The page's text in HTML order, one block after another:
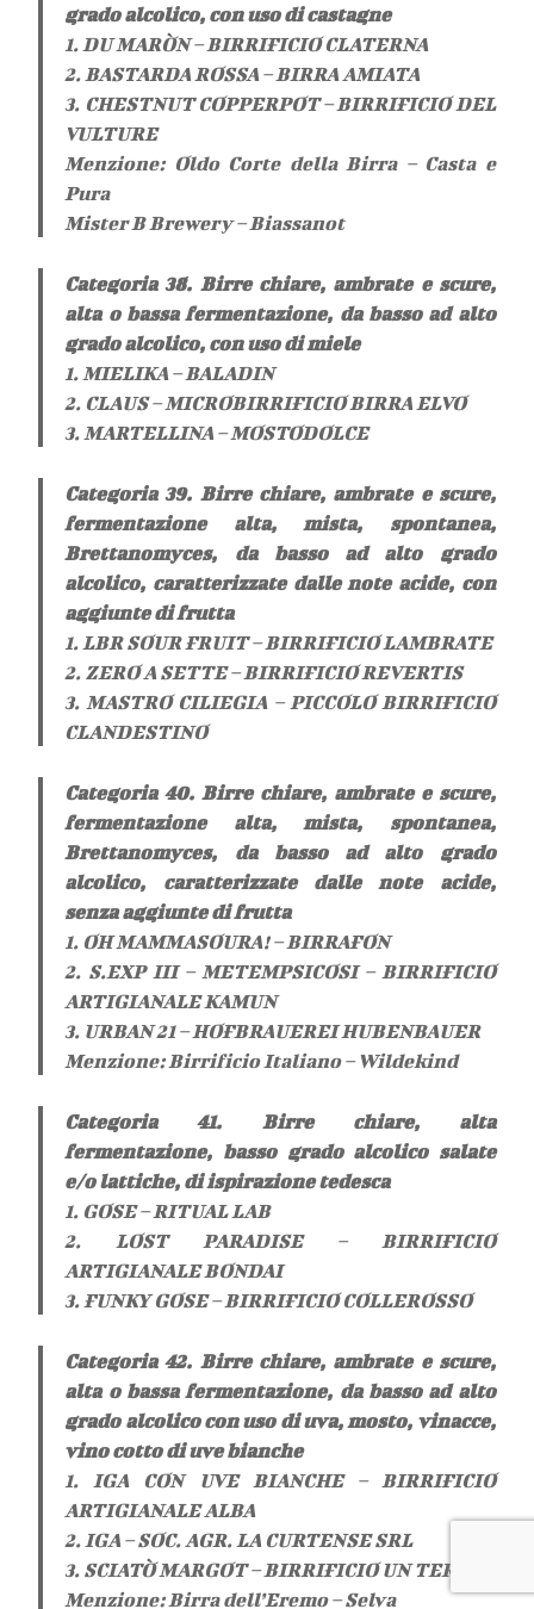
grado alcolico, con uso di castagne
1. DU MARÒN – BIRRIFICIO CLATERNA
2. BASTARDA ROSSA – BIRRA AMIATA
3. CHESTNUT COPPERPOT – BIRRIFICIO DEL
VULTURE
Menzione: Oldo Corte della Birra – Casta e
Pura
Mister B Brewery – Biassanot
Categoria 38. Birre chiare, ambrate e scure,
alta o bassa fermentazione, da basso ad alto
grado alcolico, con uso di miele
1. MIELIKA – BALADIN
2. CLAUS – MICROBIRRIFICIO BIRRA ELVO
3. MARTELLINA – MOSTODOLCE
Categoria 39. Birre chiare, ambrate e scure,
fermentazione alta, mista, spontanea,
Brettanomyces, da basso ad alto grado
alcolico, caratterizzate dalle note acide, con
aggiunte di frutta
1. LBR SOUR FRUIT – BIRRIFICIO LAMBRATE
2. ZERO A SETTE – BIRRIFICIO REVERTIS
3. MASTRO CILIEGIA – PICCOLO BIRRIFICIO
CLANDESTINO
Categoria 40. Birre chiare, ambrate e scure,
fermentazione alta, mista, spontanea,
Brettanomyces, da basso ad alto grado
alcolico, caratterizzate dalle note acide,
senza aggiunte di frutta
1. OH MAMMASOURA! – BIRRAFON
2. S.EXP III – METEMPSICOSI – BIRRIFICIO
ARTIGIANALE KAMUN
3. URBAN 21 – HOFBRAUEREI HUBENBAUER
Menzione: Birrificio Italiano – Wildekind
Categoria 41. Birre chiare, alta
fermentazione, basso grado alcolico salate
e/o lattiche, di ispirazione tedesca
1. GOSE – RITUAL LAB
2. LOST PARADISE – BIRRIFICIO
ARTIGIANALE BONDAI
3. FUNKY GOSE – BIRRIFICIO COLLEROSSO
Categoria 42. Birre chiare, ambrate e scure,
alta o bassa fermentazione, da basso ad alto
grado alcolico con uso di uva, mosto, vinacce,
vino cotto di uve bianche
1. IGA CON UVE BIANCHE – BIRRIFICIO
ARTIGIANALE ALBA
2. IGA – SOC. AGR. LA CURTENSE SRL
3. SCIATÒ MARGOT – BIRRIFICIO UN TERZO
Menzione: Birra dell’Eremo – Selva